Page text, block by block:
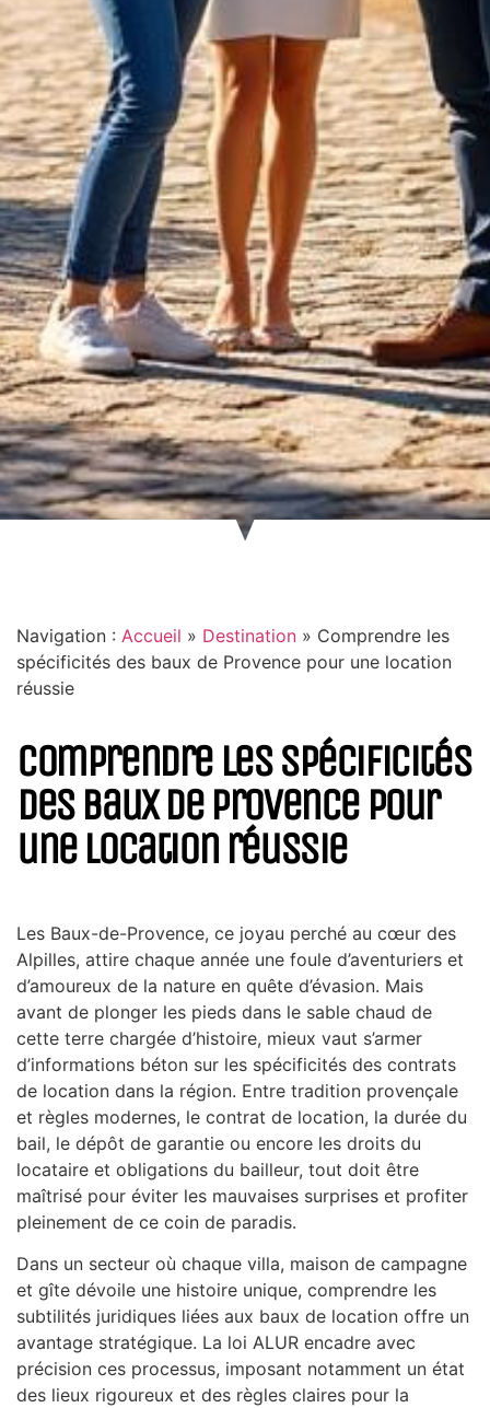
Navigation : Accueil » Destination » Comprendre les
spécificités des baux de Provence pour une location
réussie
Comprendre les spécificités
des baux de Provence pour
une location réussie
Les Baux-de-Provence, ce joyau perché au cœur des
Alpilles, attire chaque année une foule d’aventuriers et
d’amoureux de la nature en quête d’évasion. Mais
avant de plonger les pieds dans le sable chaud de
cette terre chargée d’histoire, mieux vaut s’armer
d’informations béton sur les spécificités des contrats
de location dans la région. Entre tradition provençale
et règles modernes, le contrat de location, la durée du
bail, le dépôt de garantie ou encore les droits du
locataire et obligations du bailleur, tout doit être
maîtrisé pour éviter les mauvaises surprises et profiter
pleinement de ce coin de paradis.
Dans un secteur où chaque villa, maison de campagne
et gîte dévoile une histoire unique, comprendre les
subtilités juridiques liées aux baux de location offre un
avantage stratégique. La loi ALUR encadre avec
précision ces processus, imposant notamment un état
des lieux rigoureux et des règles claires pour la